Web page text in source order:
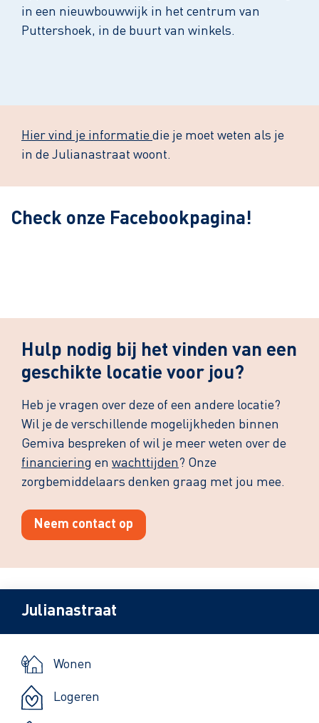
in een nieuwbouwwijk in het centrum van
Puttershoek, in de buurt van winkels.
Hier vind je informatie die je moet weten als je
in de Julianastraat woont.
Check onze Facebookpagina!
Hulp nodig bij het vinden van een
geschikte locatie voor jou?
Heb je vragen over deze of een andere locatie?
Wil je de verschillende mogelijkheden binnen
Gemiva bespreken of wil je meer weten over de
financiering en wachttijden ? Onze
zorgbemiddelaars denken graag met jou mee.
Neem contact op
Julianastraat
Wonen
Logeren